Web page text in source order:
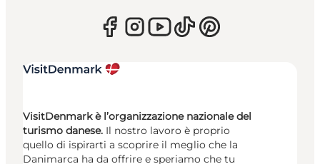
VisitDenmark è l’organizzazione nazionale del
turismo danese. Il nostro lavoro è proprio
quello di ispirarti a scoprire il meglio che la
Danimarca ha da offrire e speriamo che tu